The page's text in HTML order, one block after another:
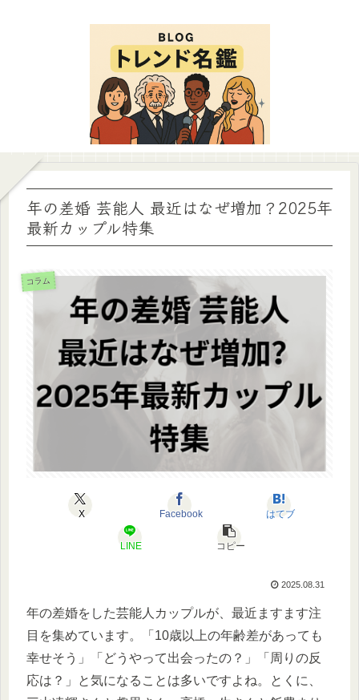
年の差婚 芸能人 最近はなぜ増加？2025年
最新カップル特集
コラム
X Facebook はてブ
LINE コピー
2025.08.31
年の差婚をした芸能人カップルが、最近ますます注
目を集めています。「10歳以上の年齢差があっても
幸せそう」「どうやって出会ったの？」「周りの反
応は？」と気になることは多いですよね。とくに、